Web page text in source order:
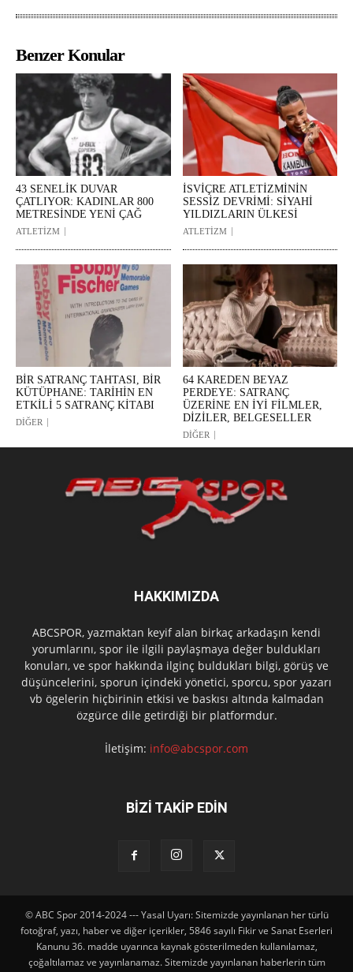
Benzer Konular
43 SENELİK DUVAR
ÇATLIYOR: KADINLAR 800
METRESİNDE YENİ ÇAĞ
ATLETİZM
İSVİÇRE ATLETİZMİNİN
SESSİZ DEVRİMİ: SİYAHİ
YILDIZLARIN ÜLKESİ
ATLETİZM
BİR SATRANÇ TAHTASI, BİR
KÜTÜPHANE: TARİHİN EN
ETKİLİ 5 SATRANÇ KİTABI
DİĞER
64 KAREDEN BEYAZ
PERDEYE: SATRANÇ
ÜZERİNE EN İYİ FİLMLER,
DİZİLER, BELGESELLER
DİĞER
HAKKIMIZDA
ABCSPOR, yazmaktan keyif alan birkaç arkadaşın kendi
yorumlarını, spor ile ilgili paylaşmaya değer buldukları
konuları, ve spor hakkında ilginç buldukları bilgi, görüş ve
düşüncelerini, sporun içindeki yönetici, sporcu, spor yazarı
vb ögelerin hiçbirinin etkisi ve baskısı altında kalmadan
özgürce dile getirdiği bir platformdur.
İletişim: info@abcspor.com
BİZİ TAKİP EDİN
© ABC Spor 2014-2024 --- Yasal Uyarı: Sitemizde yayınlanan her türlü
fotoğraf, yazı, haber ve diğer içerikler, 5846 sayılı Fikir ve Sanat Eserleri
Kanunu 36. madde uyarınca kaynak gösterilmeden kullanılamaz,
çoğaltılamaz ve yayınlanamaz. Sitemizde yayınlanan haberlerin tüm